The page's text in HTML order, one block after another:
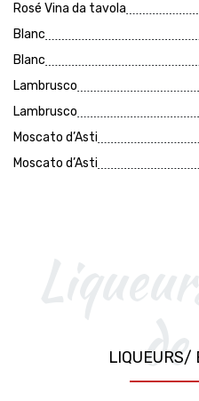
Rosé Vina da tavola
Blanc
Blanc
Lambrusco
Lambrusco
Moscato d’Asti
Moscato d’Asti
LIQUEURS/